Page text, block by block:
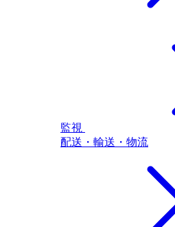
監視
配送・輸送・物流